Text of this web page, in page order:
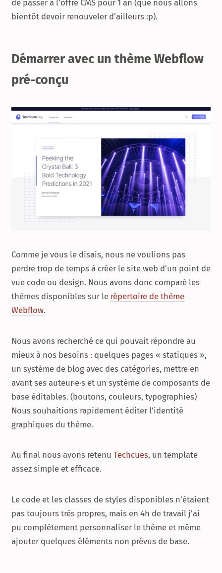
de passer à l’offre CMS pour 1 an (que nous allons
bientôt devoir renouveler d’ailleurs :p).
Démarrer avec un thème Webflow
pré-conçu
Comme je vous le disais, nous ne voulions pas
perdre trop de temps à créer le site web d’un point de
vue code ou design. Nous avons donc comparé les
thèmes disponibles sur le répertoire de thème
Webflow.
Nous avons recherché ce qui pouvait répondre au
mieux à nos besoins : quelques pages « statiques »,
un système de blog avec des catégories, mettre en
avant ses auteur·e·s et un système de composants de
base éditables. (boutons, couleurs, typographies)
Nous souhaitions rapidement éditer l’identité
graphiques du thème.
Au final nous avons retenu Techcues, un template
assez simple et efficace.
Le code et les classes de styles disponibles n’étaient
pas toujours très propres, mais en 4h de travail j’ai
pu complètement personnaliser le thème et même
ajouter quelques éléments non prévus de base.